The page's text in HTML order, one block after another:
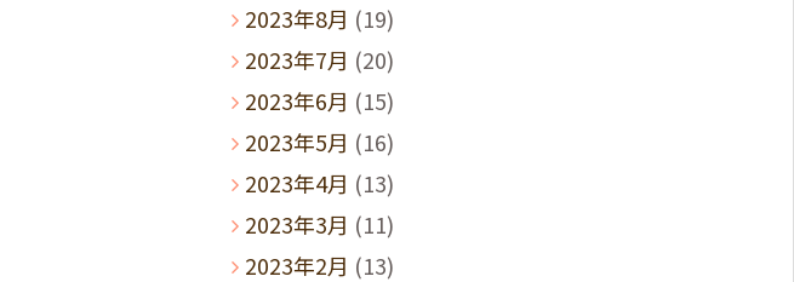
2023年8月 (19)
2023年7月 (20)
2023年6月 (15)
2023年5月 (16)
2023年4月 (13)
2023年3月 (11)
2023年2月 (13)